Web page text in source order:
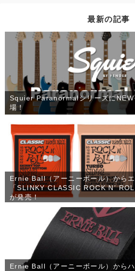
最新の記事
Squier ParanormalシリーズにNEW
場！
Ernie Ball（アーニーボール）から
「SLINKY CLASSIC ROCK N’
が発売！
Ernie Ball（アーニーボール）から